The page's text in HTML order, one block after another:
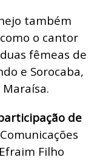
também
o cantor
fêmeas de
e Sorocaba,
de
Filho